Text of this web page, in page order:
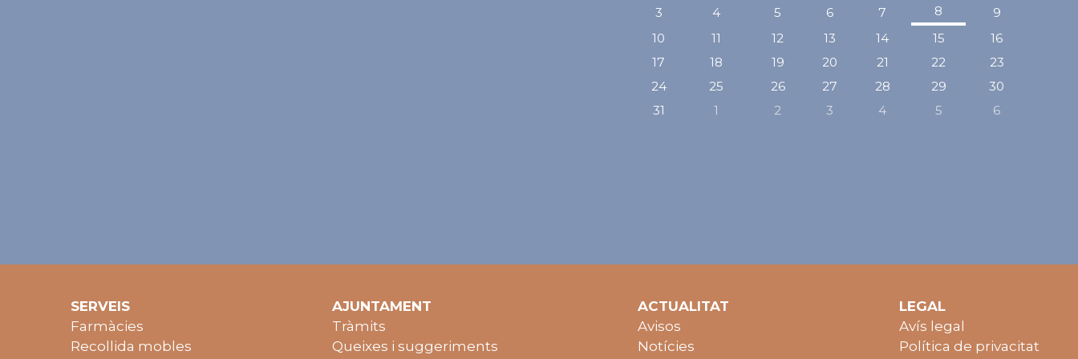
3
4 5 6 7 8
9
10
11 12 13 14 15
16
17
18 19 20 21 22
23
24
25 26 27 28 29
30
31
1 2 3 4 5 6
SERVEIS
Farmàcies
Recollida mobles
AJUNTAMENT
Tràmits
Queixes i suggeriments
ACTUALITAT
Avisos
Notícies
LEGAL
Avís legal
Política de privacitat